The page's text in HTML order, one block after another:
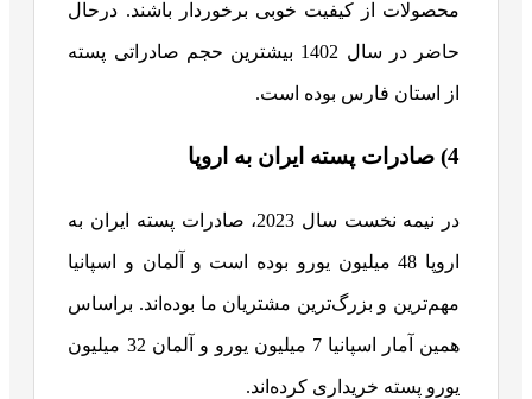
محصولات از کیفیت خوبی برخوردار باشند. درحال
حاضر در سال 1402 بیشترین حجم صادراتی پسته
از استان فارس بوده است.
4) صادرات پسته ایران به اروپا
در نیمه نخست سال 2023، صادرات پسته ایران به
اروپا 48 میلیون یورو بوده است و آلمان و اسپانیا
مهم‌ترین و بزرگ‌ترین مشتریان ما بوده‌اند. براساس
همین آمار اسپانیا 7 میلیون یورو و آلمان 32 میلیون
یورو پسته خریداری کرده‌اند.